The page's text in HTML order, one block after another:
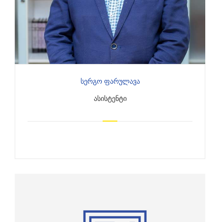
Სერგო Ფარულავა
ᲐᲡᲘᲡᲢᲔᲜᲢᲘ